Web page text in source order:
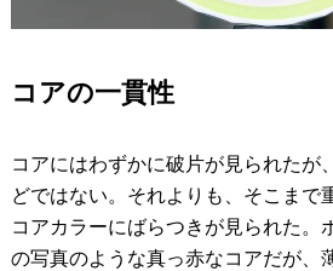
コアの一貫性
コアにはわずかに破片が見られたが
どではない。それよりも、そこまで
コアカラーにばらつきが見られた。
の写真のような真っ赤なコアだが、